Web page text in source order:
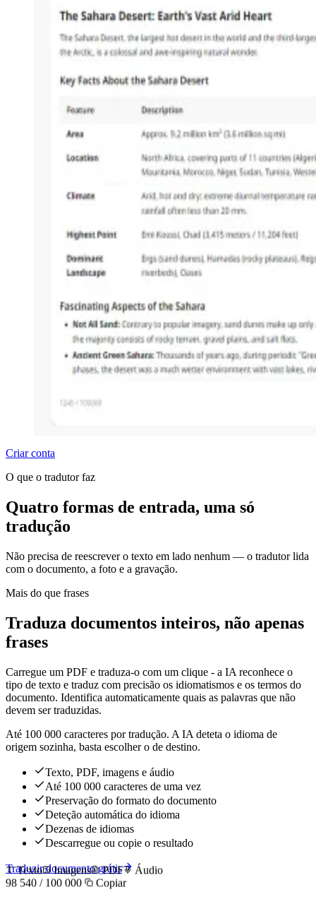
Criar conta
O que o tradutor faz
Quatro formas de entrada, uma só
tradução
Não precisa de reescrever o texto em lado nenhum — o tradutor lida
com o documento, a foto e a gravação.
Mais do que frases
Traduza documentos inteiros, não apenas
frases
Carregue um PDF e traduza-o com um clique - a IA reconhece o
tipo de texto e traduz com precisão os idiomatismos e os termos do
documento. Identifica automaticamente quais as palavras que não
devem ser traduzidas.
Até 100 000 caracteres por tradução. A IA deteta o idioma de
origem sozinha, basta escolher o de destino.
Texto, PDF, imagens e áudio
Até 100 000 caracteres de uma vez
Preservação do formato do documento
Deteção automática do idioma
Dezenas de idiomas
Descarregue ou copie o resultado
Traduzir documento grátis
Texto Imagens PDF
Áudio
98 540 / 100 000
Copiar